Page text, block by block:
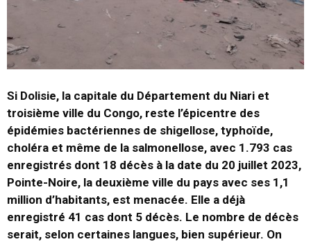
Si Dolisie, la capitale du Département du Niari et
troisième ville du Congo, reste l’épicentre des
épidémies bactériennes de shigellose, typhoïde,
choléra et même de la salmonellose, avec 1.793 cas
enregistrés dont 18 décès à la date du 20 juillet 2023,
Pointe-Noire, la deuxième ville du pays avec ses 1,1
million d’habitants, est menacée. Elle a déjà
enregistré 41 cas dont 5 décès. Le nombre de décès
serait, selon certaines langues, bien supérieur. On